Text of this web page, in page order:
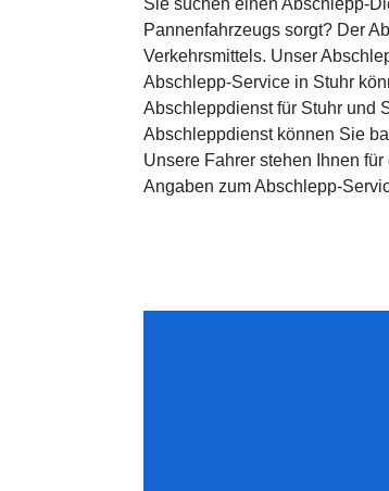
Pannenfahrzeugs sorgt? Der
Verkehrsmittels. Unser
Abschlepp-Service in Stuhr
Abschleppdienst für Stuhr und
Abschleppdienst können Sie
Unsere Fahrer stehen Ihnen
Angaben zum Abschlepp-